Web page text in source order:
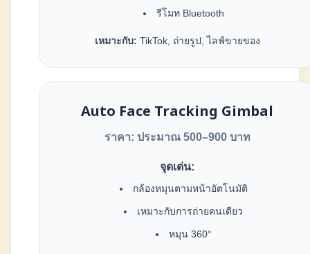
รีโมท Bluetooth
เหมาะกับ: TikTok, ถ่ายรูป, ไลฟ์ขายของ
Auto Face Tracking Gimbal
ราคา: ประมาณ 500–900 บาท
จุดเด่น:
กล้องหมุนตามหน้าอัตโนมัติ
เหมาะกับการถ่ายคนเดียว
หมุน 360°